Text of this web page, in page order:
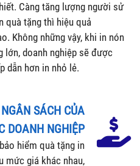
Càng tăng lượng người sử
quà tặng thì hiệu quả
Không những vậy, khi in nón
lớn, doanh nghiệp sẽ được
dẫn hơn in nhỏ lẻ.
SÁCH CỦA
DOANH NGHIỆP
hiểm quà tặng in
mức giá khác nhau,